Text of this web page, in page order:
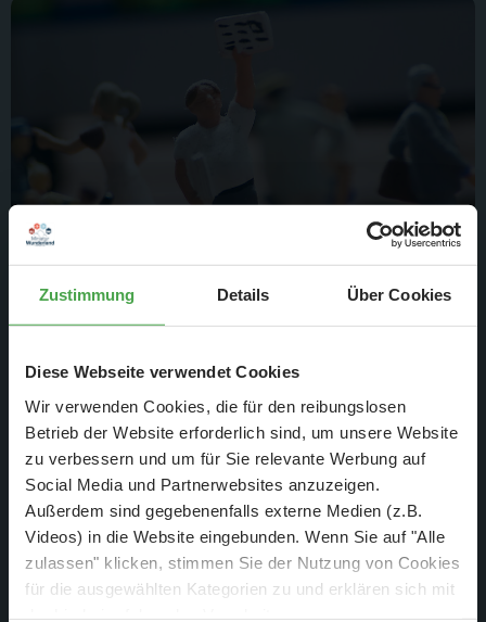
Zustimmung Details Über Cookies
Diese Webseite verwendet Cookies
Wir verwenden Cookies, die für den reibungslosen
Betrieb der Website erforderlich sind, um unsere Website
zu verbessern und um für Sie relevante Werbung auf
Social Media und Partnerwebsites anzuzeigen.
Außerdem sind gegebenenfalls externe Medien (z.B.
Videos) in die Website eingebunden. Wenn Sie auf "Alle
zulassen" klicken, stimmen Sie der Nutzung von Cookies
für die ausgewählten Kategorien zu und erklären sich mit
Montag 26. November – Sonntag 2. Dezember
2012
Weiterlesen